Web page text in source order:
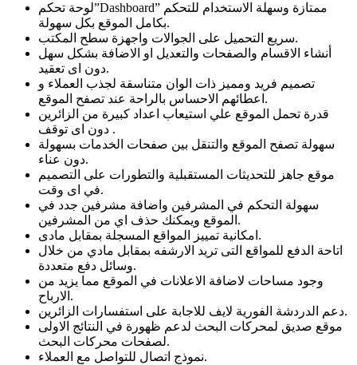
لوحة تحكم”Dashboard” ممتازة وسهلة الاستخدام للتحكم
بكامل الموقع بكل سهولة.
سريع التحميل على الجوالات واجهزة سطح المكتب.
أنشاء الاقسام والصفحات والتعديل او الاضافة بشكل سهل
دون اى تعقيد.
تصميم فريد ومميز ذات الوان متناسقة لجذب العملاء و
اعطائهم الاحساس بالراحة عند تصفح الموقع.
قدرة تحمل الموقع علي استيعاب اعداد كبيرة من الزائرين
دون اى توقف .
سهولة تصفح الموقع والتنقل بين صفحات الخدمات بسهولة
دون عناء.
موقع جاهز للتحديثات المستقبلية والتطورات على التصميم
في اى وقت.
سهولة التحكم في المشرفين واضافة مشرفين جدد في
الموقع ويمكنك حذف اي من المشرفين.
امكانية تمييز المواقع المسجلة بمقابل مادى.
اتاحة الدفع للمواقع التى تريد الارشفه بمقابل مادي من خلال
وسائل دفع متعددة.
وجود مساحات لاضافة الاعلانات في الموقع مما يزيد من
الارباح.
دعم الدردشة الفورية لايف للاجابة على استفسارات الزائرين.
موقع صديق لمحركات البحث لدعم ظهورة في النتائج الاولى
لصفحات محركات البحث.
نموذج اتصال للتواصل مع العملاء.